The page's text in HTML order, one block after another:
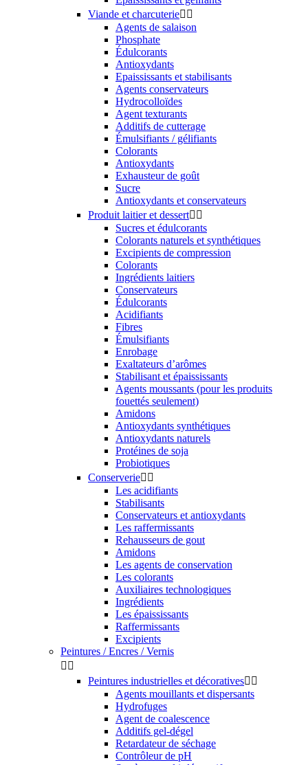
Viande et charcuterie 
Agents de salaison
Phosphate
Édulcorants
Antioxydants
Epaississants et stabilisants
Agents conservateurs
Hydrocolloïdes
Agent texturants
Additifs de cutterage
Émulsifiants / gélifiants
Colorants
Antioxydants
Exhausteur de goût
Sucre
Antioxydants et conservateurs
Produit laitier et dessert 
Sucres et édulcorants
Colorants naturels et synthétiques
Excipients de compression
Colorants
Ingrédients laitiers
Conservateurs
Édulcorants
Acidifiants
Fibres
Émulsifiants
Enrobage
Exaltateurs d’arômes
Stabilisant et épaississants
Agents moussants (pour les produits
fouettés seulement)
Amidons
Antioxydants synthétiques
Antioxydants naturels
Protéines de soja
Probiotiques
Conserverie 
Les acidifiants
Stabilisants
Conservateurs et antioxydants
Les raffermissants
Rehausseurs de gout
Amidons
Les agents de conservation
Les colorants
Auxiliaires technologiques
Ingrédients
Les épaississants
Raffermissants
Excipients
Peintures / Encres / Vernis
 
Peintures industrielles et décoratives 
Agents mouillants et dispersants
Hydrofuges
Agent de coalescence
Additifs gel-dégel
Retardateur de séchage
Contrôleur de pH